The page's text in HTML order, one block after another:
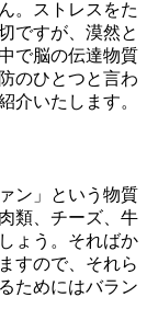
。ストレスをた
ですが、漠然と
で脳の伝達物質
のひとつと言わ
介いたします。
ン」という物質
類、チーズ、牛
ょう。そればか
すので、それら
ためにはバラン